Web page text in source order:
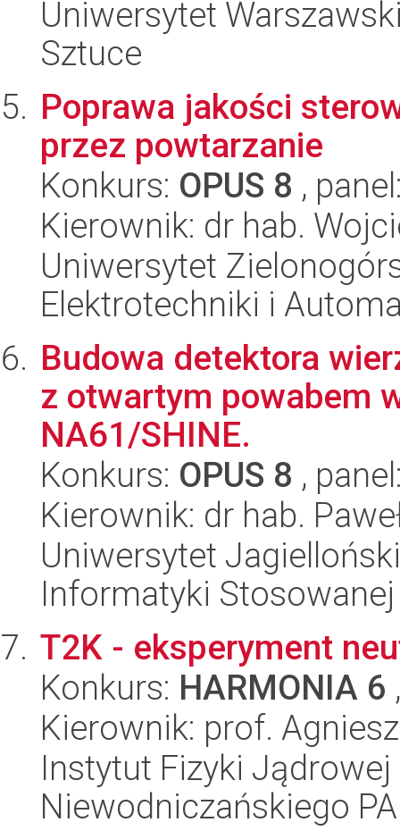
Uniwersytet
Sztuce
Poprawa jakości
przez powtarzanie
Konkurs: OPUS 8 ,
Kierownik: dr hab.
Uniwersytet
Elektrotechniki i
Budowa detektora
z otwartym powabem
NA61/SHINE.
Konkurs: OPUS 8 ,
Kierownik: dr hab.
Uniwersytet
Informatyki Stosowanej
T2K - eksperyment
Konkurs: HARMONIA 6
Kierownik: prof.
Instytut Fizyki
Niewodniczańskiego